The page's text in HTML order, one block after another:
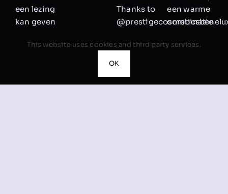
This website uses cookies and third party services.
OK